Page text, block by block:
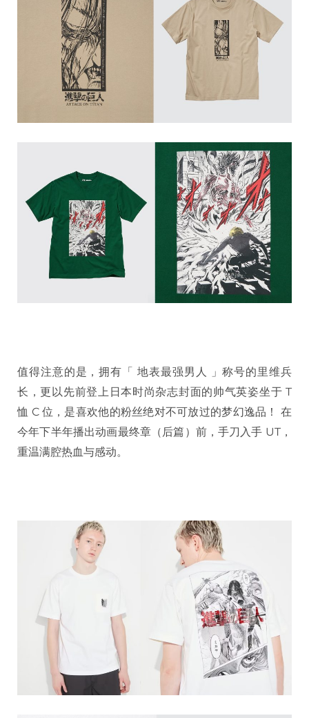
值得注意的是，拥有「 地表最强男人 」称号的里维兵
长，更以先前登上日本时尚杂志封面的帅气英姿坐于 T
恤 C 位，是喜欢他的粉丝绝对不可放过的梦幻逸品！ 在
今年下半年播出动画最终章（后篇）前，手刀入手 UT，
重温满腔热血与感动。